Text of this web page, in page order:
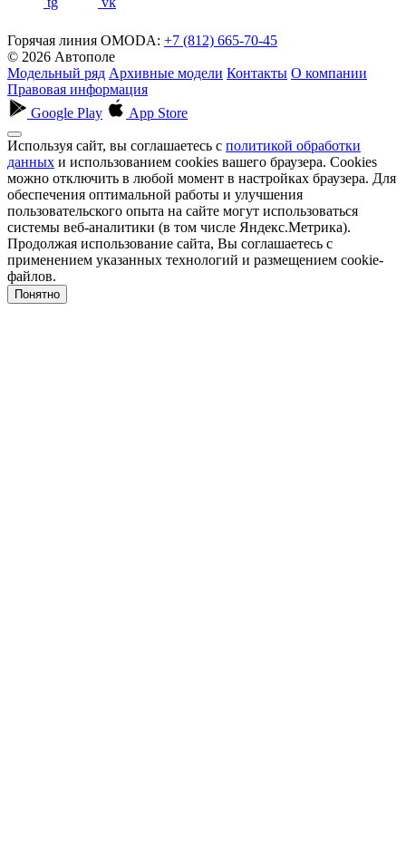
Горячая линия OMODA: +7 (812) 665-70-45
© 2026 Автополе
Модельный ряд Архивные модели Контакты О компании
Правовая информация
Google Play
App Store
Используя сайт, вы соглашаетесь с политикой обработки
данных и использованием cookies вашего браузера. Cookies
можно отключить в любой момент в настройках браузера. Для
обеспечения оптимальной работы и улучшения
пользовательского опыта на сайте могут использоваться
системы веб-аналитики (в том числе Яндекс.Метрика).
Продолжая использование сайта, Вы соглашаетесь с
применением указанных технологий и размещением cookie-
файлов.
Понятно